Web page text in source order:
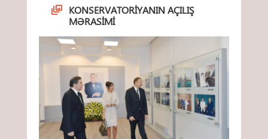
KONSERVATORIYANIN AÇILIŞ
MƏRASIMI